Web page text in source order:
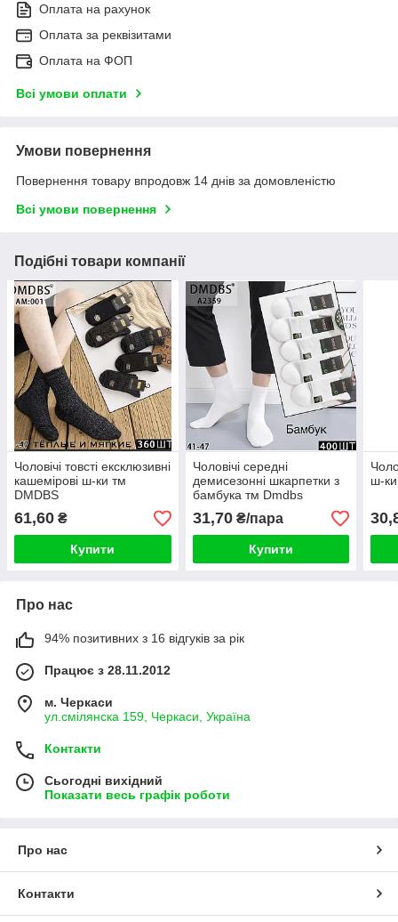
Оплата на рахунок
Оплата за реквізитами
Оплата на ФОП
Всі умови оплати
Умови повернення
Повернення товару впродовж 14 днів за домовленістю
Всі умови повернення
Подібні товари компанії
Чоловічі товсті ексклюзивні
кашемірові ш-ки тм
DMDBS
61,60 ₴
Купити
Чоловічі середні
демисезонні шкарпетки з
бамбука тм Dmdbs
31,70₴/пара
Купити
ш-ки
Про нас
94% позитивних з 16 відгуків за рік
Працює з 28.11.2012
м. Черкаси
ул.смілянска 159, Черкаси, Україна
Контакти
Сьогодні вихідний
Показати весь графік роботи
Про нас
Контакти